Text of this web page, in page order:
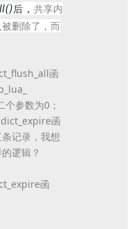
后， 共享内
删除了， 而
flush_all函
参数为0；
expire函
记录，我想
逻辑？
函